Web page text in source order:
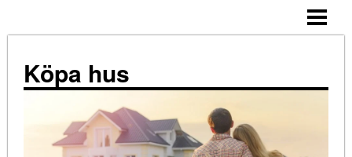
TIPS
NÄR KÖPA?
Köpa hus